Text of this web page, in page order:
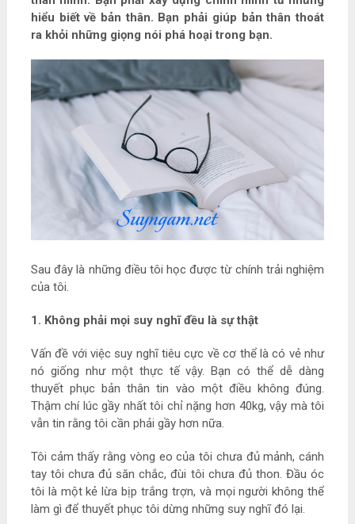
hiểu biết về bản thân. Bạn phải giúp bản thân thoát
ra khỏi những giọng nói phá hoại trong bạn.
Sau đây là những điều tôi học được từ chính trải nghiệm
của tôi.
1. Không phải mọi suy nghĩ đều là sự thật
Vấn đề với việc suy nghĩ tiêu cực về cơ thể là có vẻ như
nó giống như một thực tế vậy. Bạn có thể dễ dàng
thuyết phục bản thân tin vào một điều không đúng.
Thậm chí lúc gầy nhất tôi chỉ nặng hơn 40kg, vậy mà tôi
vẫn tin rằng tôi cần phải gầy hơn nữa.
Tôi cảm thấy rằng vòng eo của tôi chưa đủ mảnh, cánh
tay tôi chưa đủ săn chắc, đùi tôi chưa đủ thon. Đầu óc
tôi là một kẻ lừa bịp trắng trợn, và mọi người không thể
làm gì để thuyết phục tôi dừng những suy nghĩ đó lại.